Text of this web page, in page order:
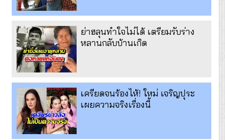
ย่าฮลุนทำใจไม่ได้ เตรียมรับร่าง
หลานกลับบ้านเกิด
เครียดจนร้องไห้! ใหม่ เจริญปุระ
เผยความจริงเรื่องนี้